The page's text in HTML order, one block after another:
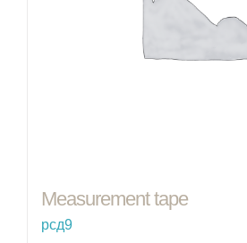
Measurement tape
рсд9